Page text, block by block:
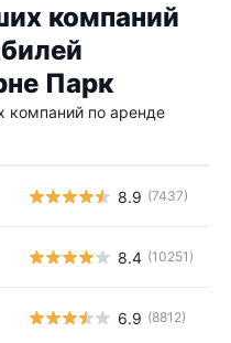
компаний
Парк
компаний по аренде
8.9 (7437)
8.4 (10251)
6.9 (8812)